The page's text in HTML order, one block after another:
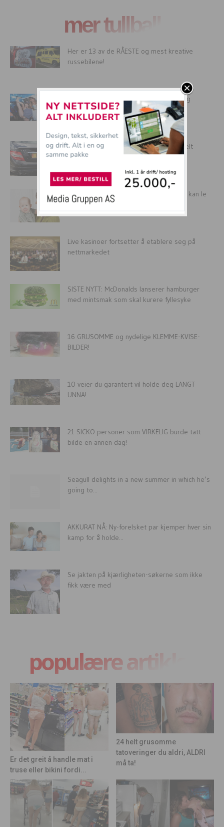
mer tullball
Her er 13 av de RÅESTE og mest kreative
russebilene!
NEI OG NEI! Her er helgens FLAUESTE og
DRØYESTE fylleparty-bilder!
De drøyeste personlige bilskiltene – Helt
GALSKAP
15 morsomme smokker som gjør at du kan le
av babyen...
Live kasinoer fortsetter å etablere seg på
nettmarkedet
SISTE NYTT: McDonalds lanserer hamburger
med mintsmak som skal kurere fyllesyke
16 GRUSOMME og nydelige KLEMME-KVISE-
BILDER!
10 veier du garantert vil holde deg LANGT
UNNA!
21 SICKO personer som VIRKELIG burde tatt
bilde en annen dag!
Seagull delights in a new summer in which he’s
going to...
AKKURAT NÅ: Ny-forelsket par kjemper hver sin
kamp for å holde...
Se jakten på kjærligheten-søkerne som ikke
fikk være med
populære artikler
Er det greit å handle mat i
truse eller bikini fordi...
24 helt grusomme
tatoveringer du aldri, ALDRI
må ta!